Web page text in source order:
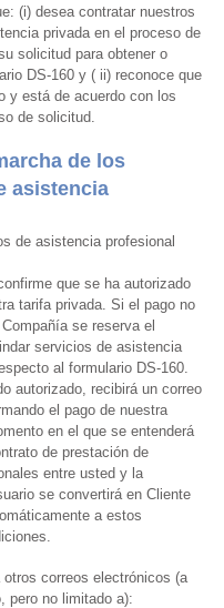
(i) desea contratar nuestros
privada en el proceso de
solicitud para obtener o
DS-160 y ( ii) reconoce que
y está de acuerdo con los
de solicitud.
de los
asistencia
de asistencia profesional
que se ha autorizado
tarifa privada. Si el pago no
se reserva el
servicios de asistencia
al formulario DS-160.
autorizado, recibirá un correo
el pago de nuestra
en el que se entenderá
de prestación de
entre usted y la
se convertirá en Cliente
a estos
correos electrónicos (a
pero no limitado a):